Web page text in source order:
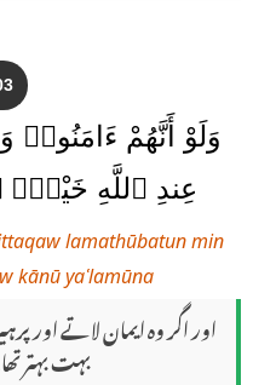
وَلَوْ أَنَّهُمْ
عِندِ ٱللَّهِ خَيْرٌۭ
lamathūbatun min
kānū yaʿlamūna
اور اگر وہ ایمان لاتے اور
بہت بہتر